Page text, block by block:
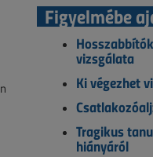
Figyelmébe
vizsgálata
Ki végezhet
Tragikus
hiányáról